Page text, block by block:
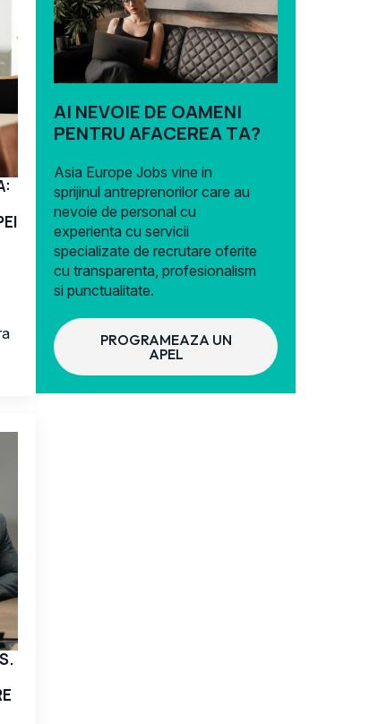
AI NEVOIE DE OAMENI
PENTRU AFACEREA TA?
Asia Europe Jobs vine in
sprijinul antreprenorilor care au
nevoie de personal cu
experienta cu servicii
specializate de recrutare oferite
cu transparenta, profesionalism
si punctualitate.
PROGRAMEAZA UN
APEL